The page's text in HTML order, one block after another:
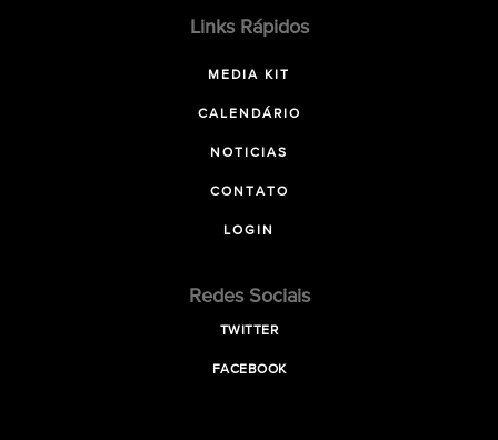
Links Rápidos
MEDIA KIT
CALENDÁRIO
NOTICIAS
CONTATO
LOGIN
Redes Sociais
TWITTER
FACEBOOK